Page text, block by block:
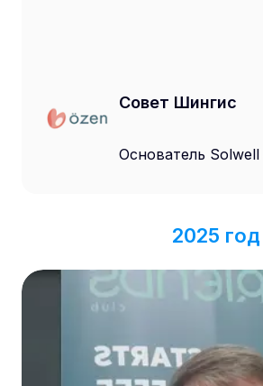
Совет Шингис
Основатель Solwell
2025 год